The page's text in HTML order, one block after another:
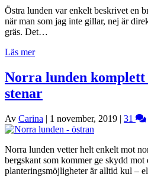
Östra lunden var enkelt beskrivet en
när man som jag inte gillar, nej är
gräs. Det…
Läs mer
Norra lunden komplett
stenar
Av Carina | 1 november, 2019 | 31
Norra lunden vetter helt enkelt mot
bergskant som kommer ge skydd mot
planteringsmöjligheter är alltid kul –